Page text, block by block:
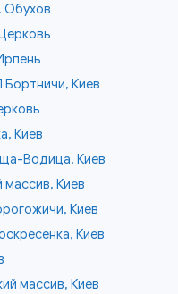
Обухов
Киев
Киев
Водица, Киев
Киев
Киев
Киев
массив, Киев